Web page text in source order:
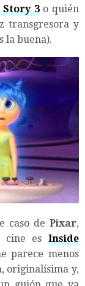
Story 3o quién
transgresora y
la buena).
caso de Pixar,
cine es Inside
parece menos
originalísima y,